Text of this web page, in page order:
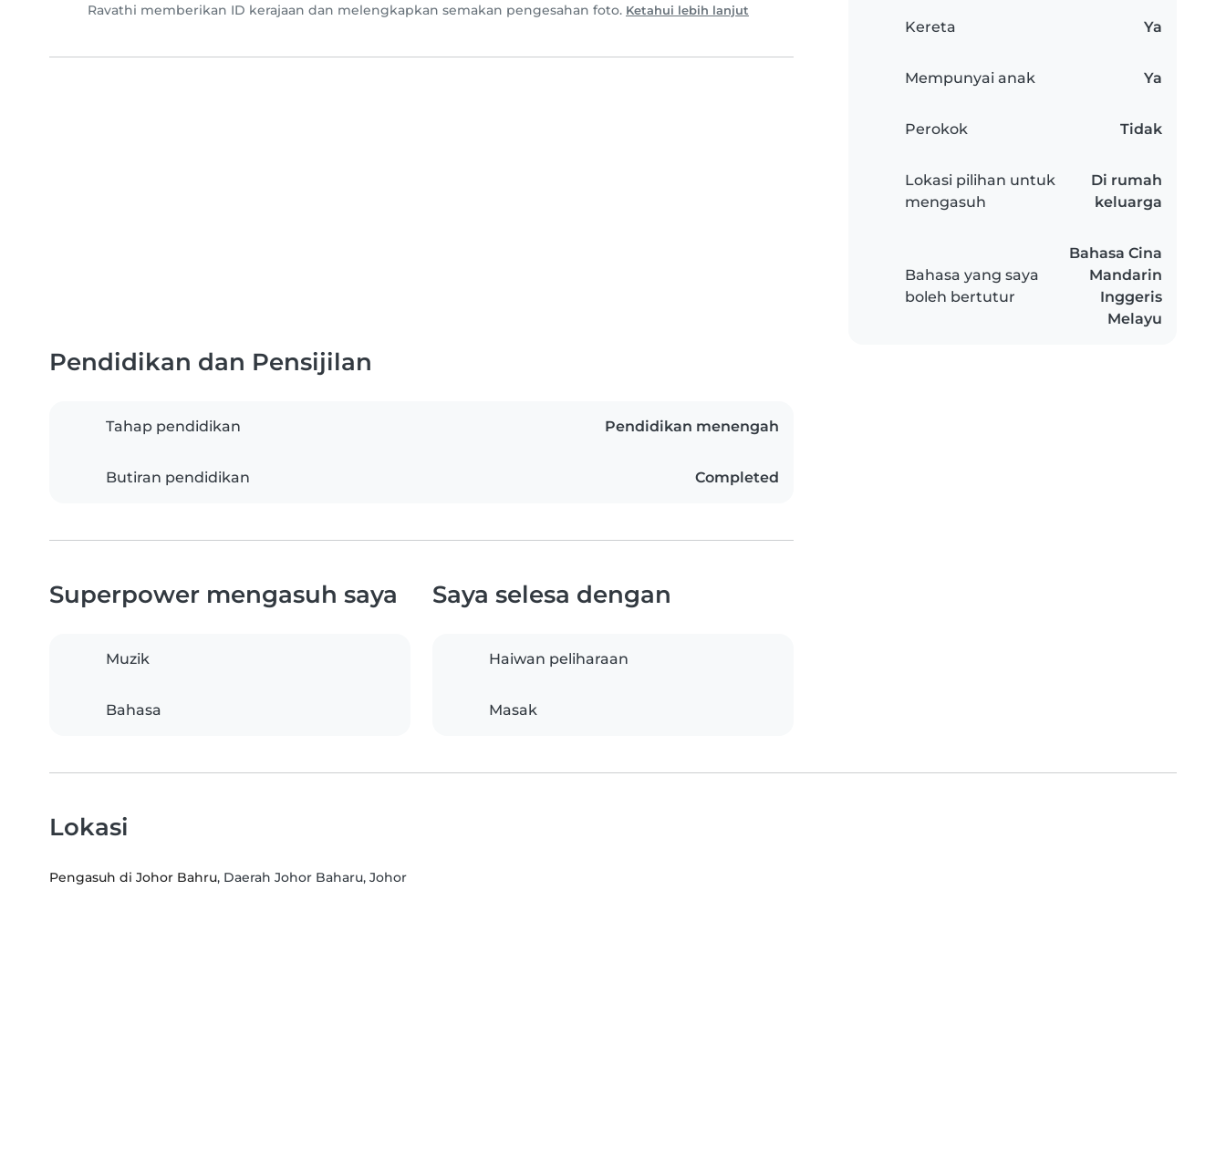
Ravathi memberikan ID kerajaan dan melengkapkan semakan pengesahan foto. Ketahui lebih lanjut
Kereta Ya
Mempunyai anak Ya
Perokok Tidak
Lokasi pilihan untuk
mengasuh
Di rumah
keluarga
Bahasa yang saya
boleh bertutur
Bahasa Cina
Mandarin
Inggeris
Melayu
Pendidikan dan Pensijilan
Tahap pendidikan Pendidikan menengah
Butiran pendidikan Completed
Superpower mengasuh saya
Muzik
Bahasa
Saya selesa dengan
Haiwan peliharaan
Masak
Lokasi
Pengasuh di Johor Bahru, Daerah Johor Baharu, Johor